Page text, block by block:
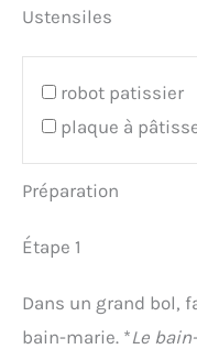
Ustensiles
robot patissier
plaque à
Préparation
Étape 1
Dans un grand bol,
bain-marie. *Le